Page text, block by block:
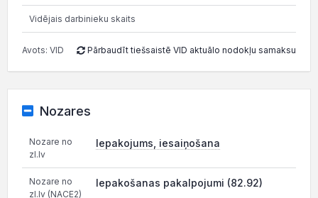
Vidējais darbinieku skaits
Avots: VID Pārbaudīt tiešsaistē VID aktuālo nodokļu samaksu
Nozares
Nozare no
zl.lv
Iepakojums, iesaiņošana
Nozare no
zl.lv (NACE2)
Iepakošanas pakalpojumi (82.92)